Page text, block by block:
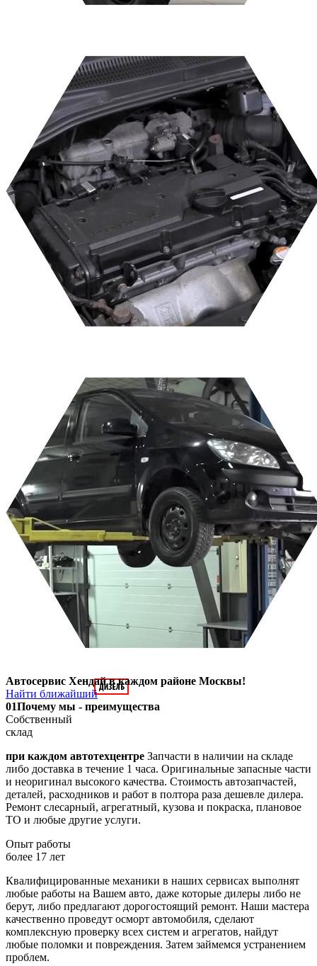
Автосервис Хендай в каждом районе Москвы!
Найти ближайший
01Почему мы - преимущества
Собственный
склад
при каждом автотехцентре Запчасти в наличии на складе
либо доставка в течение 1 часа. Оригинальные запасные части
и неоригинал высокого качества. Стоимость автозапчастей,
деталей, расходников и работ в полтора раза дешевле дилера.
Ремонт слесарный, агрегатный, кузова и покраска, плановое
ТО и любые другие услуги.
Опыт работы
более 17 лет
Квалифицированные механики в наших сервисах выполнят
любые работы на Вашем авто, даже которые дилеры либо не
берут, либо предлагают дорогостоящий ремонт. Наши мастера
качественно проведут осморт автомобиля, сделают
комплексную проверку всех систем и агрегатов, найдут
любые поломки и повреждения. Затем займемся устранением
проблем.